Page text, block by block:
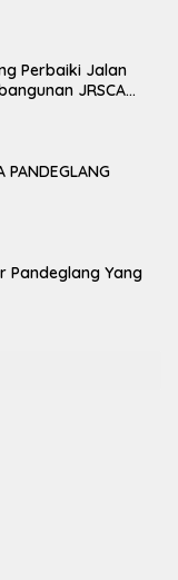
Perbaiki Jalan
JRSCA
PANDEGLANG
Pandeglang Yang